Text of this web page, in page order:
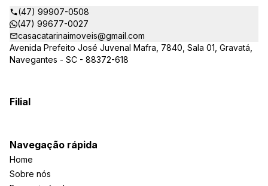
(47) 99907-0508
(47) 99677-0027
casacatarinaimoveis@gmail.com
Avenida Prefeito José Juvenal Mafra, 7840, Sala 01, Gravatá,
Navegantes - SC - 88372-618
Filial
Navegação rápida
Home
Sobre nós